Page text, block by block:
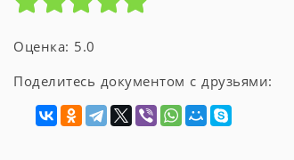
Оценка: 5.0
Поделитесь документом с друзьями: